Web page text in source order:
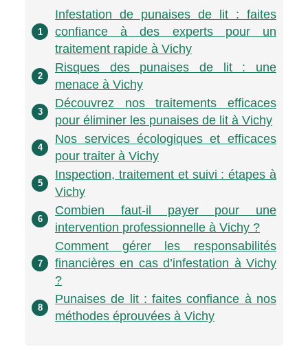
1
Infestation de punaises de lit : faites
confiance à des experts pour un
traitement rapide à Vichy
2
Risques des punaises de lit : une
menace à Vichy
3
Découvrez nos traitements efficaces
pour éliminer les punaises de lit à Vichy
4
Nos services écologiques et efficaces
pour traiter à Vichy
5
Inspection, traitement et suivi : étapes à
Vichy
6
Combien faut-il payer pour une
intervention professionnelle à Vichy ?
7
Comment gérer les responsabilités
financières en cas d’infestation à Vichy
?
8
Punaises de lit : faites confiance à nos
méthodes éprouvées à Vichy